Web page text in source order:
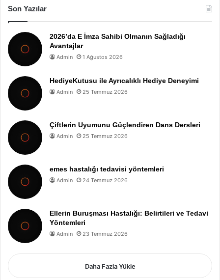
Son Yazılar
2026’da E İmza Sahibi Olmanın Sağladığı
Avantajlar
Admin 1 Ağustos 2026
HediyeKutusu ile Ayrıcalıklı Hediye Deneyimi
Admin 25 Temmuz 2026
Çiftlerin Uyumunu Güçlendiren Dans Dersleri
Admin 25 Temmuz 2026
emes hastalığı tedavisi yöntemleri
Admin 24 Temmuz 2026
Ellerin Buruşması Hastalığı: Belirtileri ve Tedavi
Yöntemleri
Admin 23 Temmuz 2026
Daha Fazla Yükle